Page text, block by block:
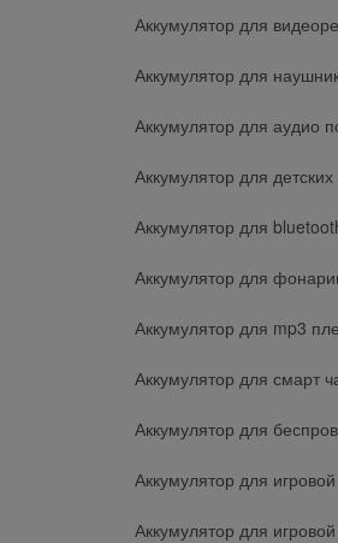
Аккумулятор для
Аккумулятор для
Аккумулятор для аудио
Аккумулятор для
Аккумулятор для
Аккумулятор для
Аккумулятор для mp3
Аккумулятор для смарт
Аккумулятор для
Аккумулятор для
Аккумулятор для